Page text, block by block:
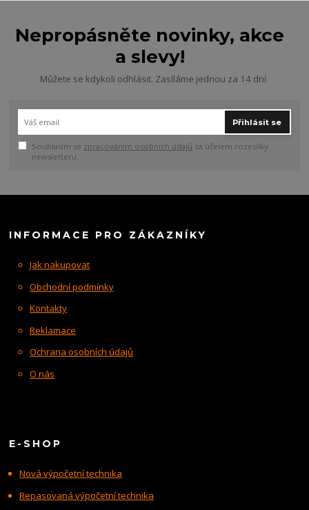
Nepropásněte novinky, akce
a slevy!
Můžete se kdykoli odhlásit. Zasíláme jednou za 14 dní.
Přihlásit se
Souhlasím se zpracováním osobních údajů za účelem rozesílky
newsletteru.
INFORMACE PRO ZÁKAZNÍKY
Jak nakupovat
Obchodní podmínky
Kontakty
Reklamace
Ochrana osobních údajů
O nás
E-SHOP
Nová výpočetní technika
Repasovaná výpočetní technika